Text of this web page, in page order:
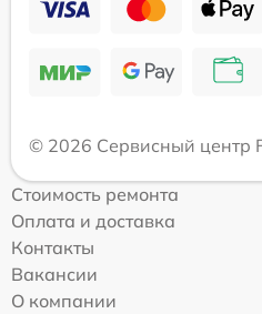
© 2026 Сервисный центр
Стоимость ремонта
Оплата и доставка
Контакты
Вакансии
О компании